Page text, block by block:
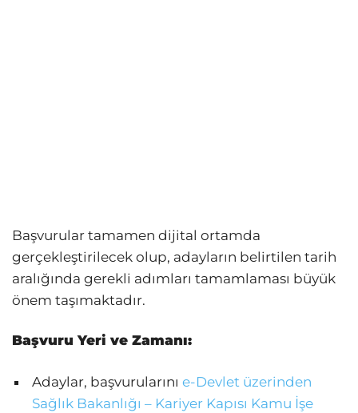
Başvurular tamamen dijital ortamda
gerçekleştirilecek olup, adayların belirtilen tarih
aralığında gerekli adımları tamamlaması büyük
önem taşımaktadır.
Başvuru Yeri ve Zamanı:
Adaylar, başvurularını e-Devlet üzerinden
Sağlık Bakanlığı – Kariyer Kapısı Kamu İşe